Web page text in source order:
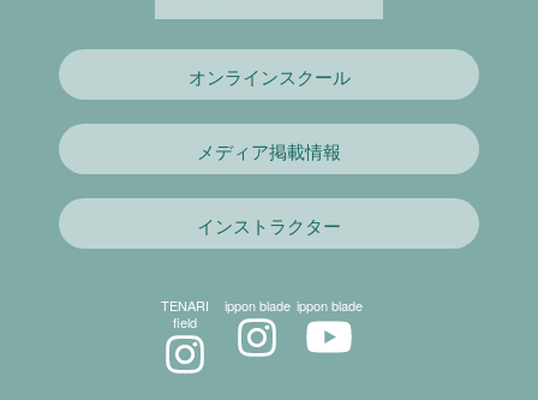
TENARI
field
ippon blade ippon blade
オンラインスクール
メディア掲載情報
インストラクター